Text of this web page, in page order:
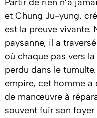
et Chung Ju-yung,
est la preuve vivante.
paysanne, il a
où chaque pas vers
perdu dans le
empire, cet homme a
de manœuvre à
souvent fuir son